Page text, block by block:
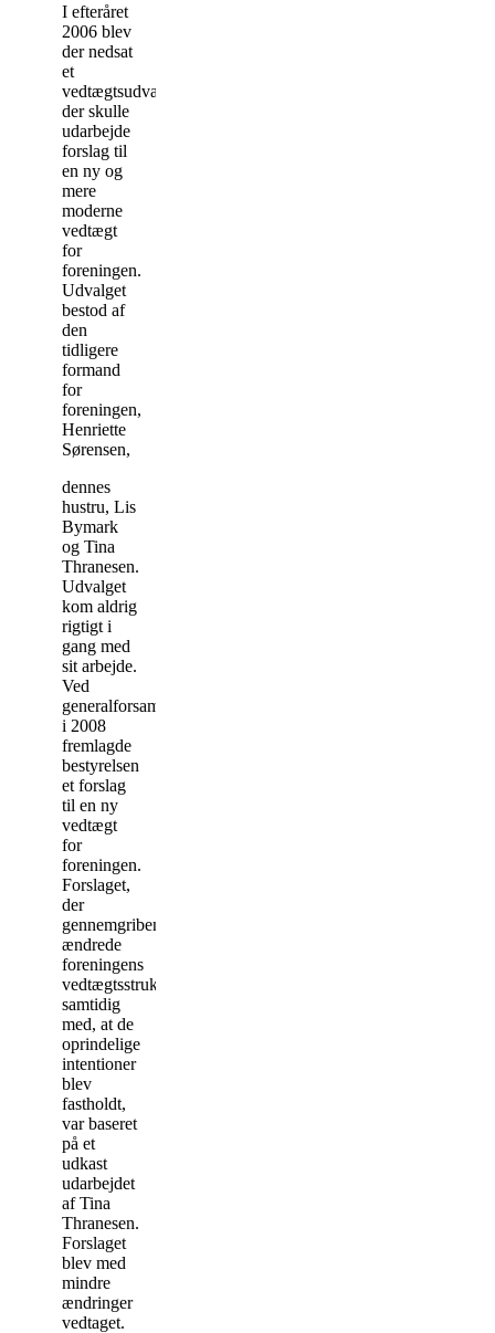
I efteråret
2006 blev
der nedsat
et
vedtægtsudvalg,
der skulle
udarbejde
forslag til
en ny og
mere
moderne
vedtægt
for
foreningen.
Udvalget
bestod af
den
tidligere
formand
for
foreningen,
Henriette
Sørensen,
dennes
hustru, Lis
Bymark
og Tina
Thranesen.
Udvalget
kom aldrig
rigtigt i
gang med
sit arbejde.
Ved
generalforsamlingen
i 2008
fremlagde
bestyrelsen
et forslag
til en ny
vedtægt
for
foreningen.
Forslaget,
der
gennemgribende
ændrede
foreningens
vedtægtsstruktur
samtidig
med, at de
oprindelige
intentioner
blev
fastholdt,
var baseret
på et
udkast
udarbejdet
af Tina
Thranesen.
Forslaget
blev med
mindre
ændringer
vedtaget.